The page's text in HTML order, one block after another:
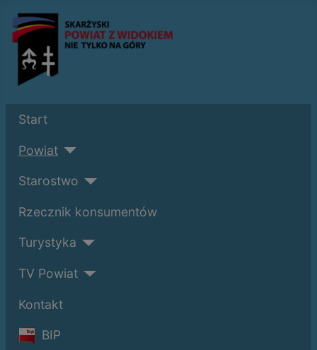
Start
Powiat
Starostwo
Rzecznik konsumentów
Turystyka
TV Powiat
Kontakt
BIP